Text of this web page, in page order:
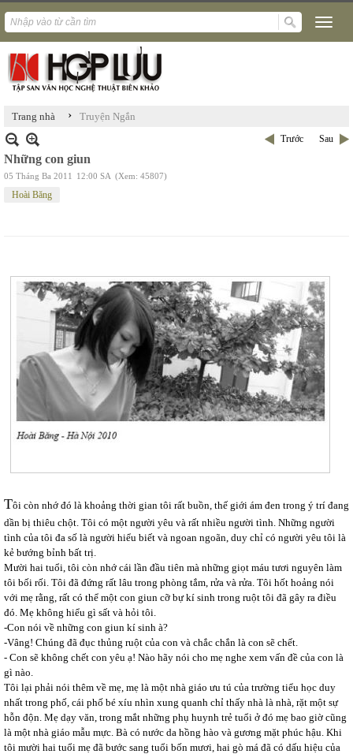
Trang nhà › Truyện Ngắn
Trước Sau
Những con giun
05 Tháng Ba 2011 12:00 SA (Xem: 45807)
Hoài Băng
Tôi còn nhớ đó là khoảng thời gian tôi rất buồn, thế giới ám đen trong ý trí đang
dần bị thiêu chột. Tôi có một người yêu và rất nhiều người tình. Những người
tình của tôi đa số là người hiểu biết và ngoan ngoãn, duy chỉ có người yêu tôi là
kẻ bướng bỉnh bất trị.
Mười hai tuổi, tôi còn nhớ cái lần đầu tiên mà những giọt máu tươi nguyên làm
tôi bối rối. Tôi đã đứng rất lâu trong phòng tắm, rửa và rửa. Tôi hốt hoảng nói
với mẹ rằng, rất có thể một con giun cỡ bự kí sinh trong ruột tôi đã gây ra điều
đó. Mẹ không hiểu gì sất và hỏi tôi.
-Con nói về những con giun kí sinh à?
-Vâng! Chúng đã đục thủng ruột của con và chắc chắn là con sẽ chết.
- Con sẽ không chết con yêu ạ! Nào hãy nói cho mẹ nghe xem vấn đề của con là
gì nào.
Tôi lại phải nói thêm về mẹ, mẹ là một nhà giáo ưu tú của trường tiểu học duy
nhất trong phố, cái phố bé xíu nhìn xung quanh chỉ thấy nhà là nhà, rặt một sự
hỗn độn. Mẹ dạy văn, trong mắt những phụ huynh trẻ tuổi ở đó mẹ bao giờ cũng
là một nhà giáo mẫu mực. Bà có nước da hồng hào và gương mặt phúc hậu. Khi
tôi mười hai tuổi mẹ đã bước sang tuổi bốn mươi, hai gò má đã có dấu hiệu của